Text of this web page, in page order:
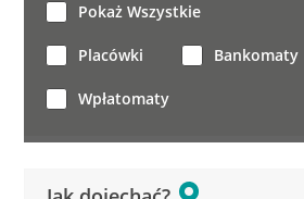
Pokaż Wszystkie
Placówki Bankomaty
Wpłatomaty